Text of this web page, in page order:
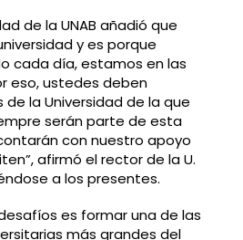
de la UNAB añadió que
y es porque
cada día, estamos en las
eso, ustedes deben
de la Universidad de la que
serán parte de esta
con nuestro apoyo
afirmó el rector de la U.
a los presentes.
es formar una de las
más grandes del